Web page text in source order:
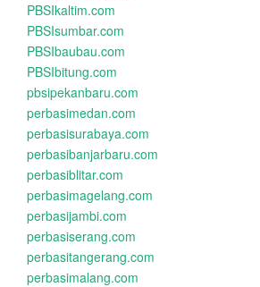
PBSIkaltim.com
PBSIsumbar.com
PBSIbaubau.com
PBSIbitung.com
pbsipekanbaru.com
perbasimedan.com
perbasisurabaya.com
perbasibanjarbaru.com
perbasiblitar.com
perbasimagelang.com
perbasijambi.com
perbasiserang.com
perbasitangerang.com
perbasimalang.com